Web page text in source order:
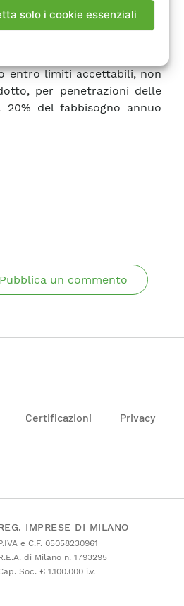
solo i cookie essenziali
non sono omogenee. In
comunque di
i maggiori oneri per il
entro limiti accettabili, non
per penetrazioni delle
del fabbisogno annuo
Pubblica un commento
Certificazioni Privacy
IMPRESE DI MILANO
e C.F. 05058230961
di Milano n. 1793295
Soc. € 1.100.000 i.v.